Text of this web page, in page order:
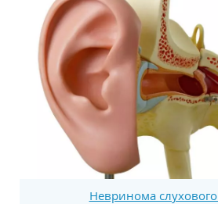
Невринома